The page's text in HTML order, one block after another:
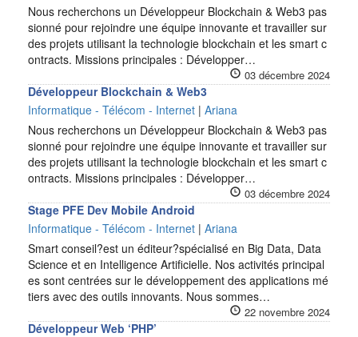
Nous recherchons un Développeur Blockchain & Web3 pas
sionné pour rejoindre une équipe innovante et travailler sur
des projets utilisant la technologie blockchain et les smart c
ontracts. Missions principales : Développer…
03 décembre 2024
Développeur Blockchain & Web3
Informatique - Télécom - Internet | Ariana
Nous recherchons un Développeur Blockchain & Web3 pas
sionné pour rejoindre une équipe innovante et travailler sur
des projets utilisant la technologie blockchain et les smart c
ontracts. Missions principales : Développer…
03 décembre 2024
Stage PFE Dev Mobile Android
Informatique - Télécom - Internet | Ariana
Smart conseil?est un éditeur?spécialisé en Big Data, Data
Science et en Intelligence Artificielle. Nos activités principal
es sont centrées sur le développement des applications mé
tiers avec des outils innovants. Nous sommes…
22 novembre 2024
Développeur Web ‘PHP’